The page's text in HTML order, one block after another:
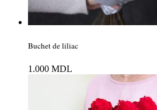
Buchet de liliac
1.000 MDL